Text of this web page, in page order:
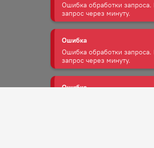
Ошибка обработки запроса.
запрос через минуту.
Ошибка
Ошибка обработки запроса.
запрос через минуту.
Ошибка